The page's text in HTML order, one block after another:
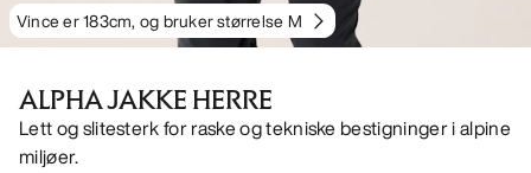
Vince er 183cm, og bruker størrelse M
ALPHA JAKKE HERRE
Lett og slitesterk for raske og tekniske bestigninger i alpine
miljøer.